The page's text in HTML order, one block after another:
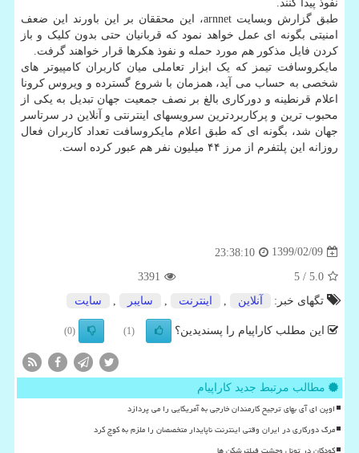
نفوذ پیدا کنند.
طبق گزارش وبسایت arnnet، این محققان بر این باورند این ضعف
امنیتی بگونه ای عمل خواهد نمود که قربانیان حتی بدون کلیک و باز
کردن فایل مذکور هم مورد حمله و نفوذ هکرها قرار خواهند گرفت.
مایکروسافت تیمز که یک ابزار تعاملی میان کاربران کامپیوتر های
شخصی به حساب می آید، همزمان با شروع گسترده و ویروس کرونا
اعلام قرنطینه و دورکاری بالغ بر نصف جمعیت جهان تبدیل به یکی از
محبوب ترین و پرکاربردترین سرویسهای اینترنتی و آنلاین در سرتاسر
جهان شد، بگونه ای که طبق اعلام مایکروسافت تعداد کاربران فعال
روزانه این پلتفرم از مرز ۴۴ میلیون نفر هم عبور کرده است.
1399/02/09
23:38:10
5.0
/ 5
3391
تگهای خبر:
آنلاین اینترنت سایبر سایت
این مطلب کاراپیام را پسندیدین؟ (1)
(0)
مطالب مرتبط جدید کاراپیام
اوپن ای آی بهای ترجیح کارمندان خارجی به آمریکایی را می پردازد
مرگ دورکاری در ایران وقتی اینترنت ناپایدار متخصصان را ملزم به کوچ کرد